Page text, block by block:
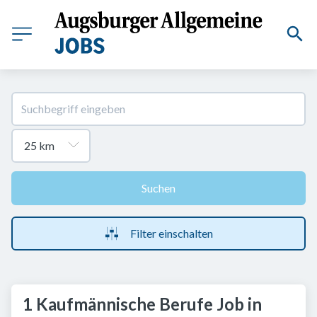
Suchen
Filter einschalten
1 Kaufmännische Berufe Job in